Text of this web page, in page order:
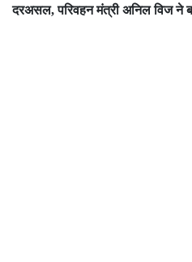
दरअसल,परिवहन मंत्री अनिल विज ने